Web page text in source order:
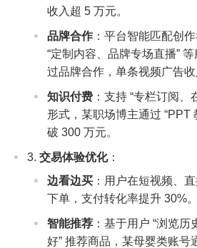
收入超 5 万元。
品牌合作 ：平台智能匹配创
“定制内容、品牌专场直播”
过品牌合作，单条视频广告收
知识付费 ：支持 “专栏订阅
形式，某职场博主通过 “PPT
破 300 万元。
交易体验优化：
边看边买 ：用户在短视频、
下单，支付转化率提升 30%。
智能推荐 ：基于用户 “浏览
好” 推荐商品，某母婴类账号